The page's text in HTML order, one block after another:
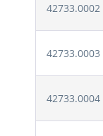
42733.0002
42733.0003
42733.0004